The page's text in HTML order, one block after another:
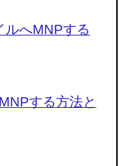
ルへMNPする
する方法と